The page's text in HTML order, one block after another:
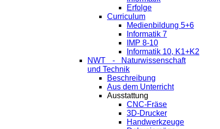
Erfolge
Curriculum
Medienbildung 5+6
Informatik 7
IMP 8-10
Informatik 10, K1+K2
NWT - Naturwissenschaft
und Technik
Beschreibung
Aus dem Unterricht
Ausstattung
CNC-Fräse
3D-Drucker
Handwerkzeuge